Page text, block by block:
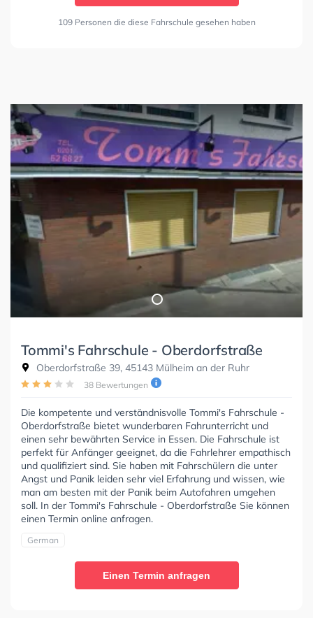
109 Personen die diese Fahrschule gesehen haben
Tommi's Fahrschule - Oberdorfstraße
Oberdorfstraße 39, 45143 Mülheim an der Ruhr
38 Bewertungen
Die kompetente und verständnisvolle Tommi's Fahrschule -
Oberdorfstraße bietet wunderbaren Fahrunterricht und
einen sehr bewährten Service in Essen. Die Fahrschule ist
perfekt für Anfänger geeignet, da die Fahrlehrer empathisch
und qualifiziert sind. Sie haben mit Fahrschülern die unter
Angst und Panik leiden sehr viel Erfahrung und wissen, wie
man am besten mit der Panik beim Autofahren umgehen
soll. In der Tommi's Fahrschule - Oberdorfstraße Sie können
einen Termin online anfragen.
German
Einen Termin anfragen